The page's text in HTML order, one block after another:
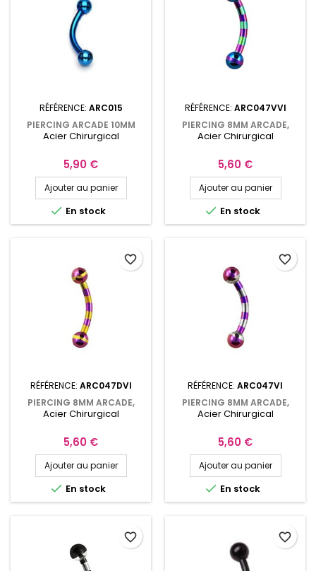
RÉFÉRENCE: ARC015
PIERCING ARCADE 10MM
ACIER ANODISÉ BLEU
Acier Chirurgical
Prix
5,90 €
Ajouter au panier
 En stock
RÉFÉRENCE: ARC047VVI
PIERCING 8MM ARCADE,
ROOK AVEC BOULES ACIER
ARC047VVI
Acier Chirurgical
Prix
5,60 €
Ajouter au panier
 En stock
RÉFÉRENCE: ARC047DVI
PIERCING 8MM ARCADE,
ROOK AVEC BOULES ACIER
ARC047DVI
Acier Chirurgical
Prix
5,60 €
Ajouter au panier
 En stock
favorite_border
RÉFÉRENCE: ARC047VI
PIERCING 8MM ARCADE,
ROOK AVEC BOULES ACIER
Acier Chirurgical
Prix
5,60 €
Ajouter au panier
 En stock
favorite_border
favorite_border favorite_border